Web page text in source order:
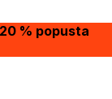
% popusta